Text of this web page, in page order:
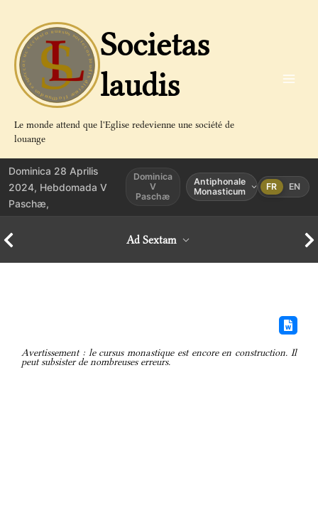
contenu
Societas
laudis
Le monde attend que l'Eglise redevienne une société de
louange
Dominica 28 Aprilis
2024, Hebdomada V
Paschæ,
Dominica
V
Paschæ
Antiphonale
Monasticum
FR EN
Ad Sextam
Avertissement : le cursus monastique est encore en construction. Il
peut subsister de nombreuses erreurs.